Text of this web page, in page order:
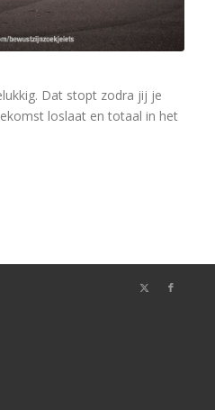
Dat stopt zodra jij je
loslaat en totaal in het